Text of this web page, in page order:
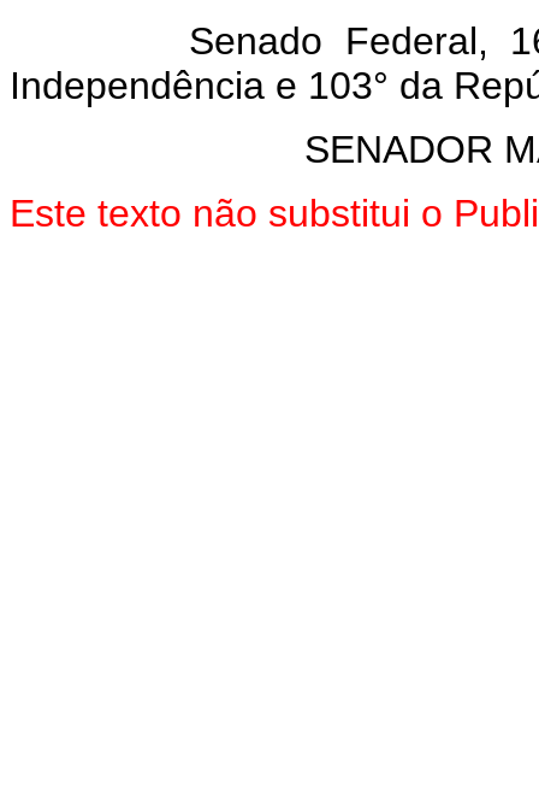
Senado Federal, 16
Independência e 103° da
SENADOR
Este texto não substitui o